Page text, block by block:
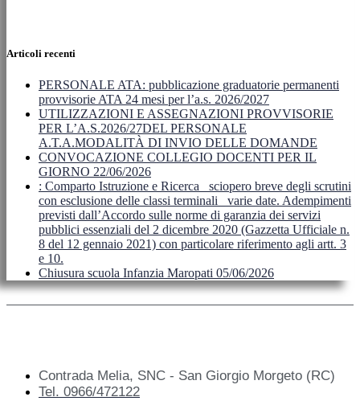
Articoli recenti
PERSONALE ATA: pubblicazione graduatorie permanenti
provvisorie ATA 24 mesi per l’a.s. 2026/2027
UTILIZZAZIONI E ASSEGNAZIONI PROVVISORIE
PER L’A.S.2026/27DEL PERSONALE
A.T.A.MODALITÀ DI INVIO DELLE DOMANDE
CONVOCAZIONE COLLEGIO DOCENTI PER IL
GIORNO 22/06/2026
: Comparto Istruzione e Ricerca_ sciopero breve degli scrutini
con esclusione delle classi terminali_ varie date. Adempimenti
previsti dall’Accordo sulle norme di garanzia dei servizi
pubblici essenziali del 2 dicembre 2020 (Gazzetta Ufficiale n.
8 del 12 gennaio 2021) con particolare riferimento agli artt. 3
e 10.
Chiusura scuola Infanzia Maropati 05/06/2026
Contrada Melia, SNC - San Giorgio Morgeto (RC)
Tel. 0966/472122